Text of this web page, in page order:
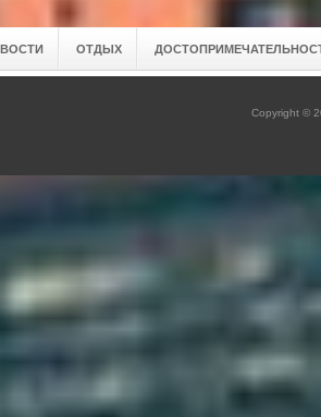
ОТДЫХ
Copyright ©